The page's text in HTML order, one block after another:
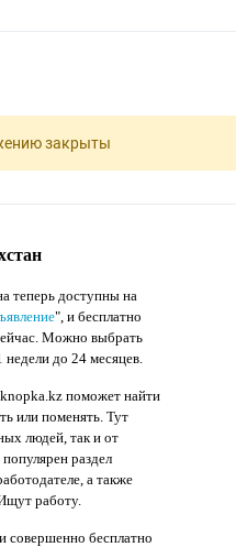
закрыты
теперь доступны на
", и бесплатно
Можно выбрать
недели до 24 месяцев.
поможет найти
или поменять. Тут
людей, так и от
раздел
а также
работу.
совершенно бесплатно